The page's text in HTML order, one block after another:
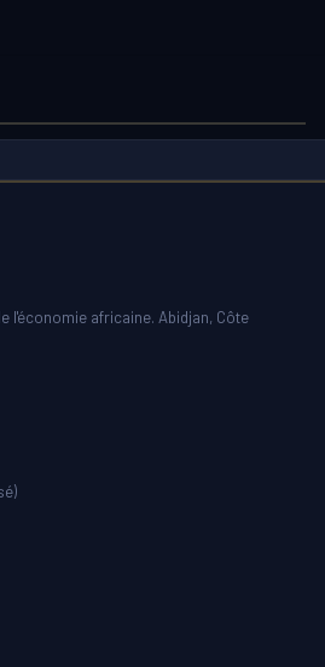
l'économie africaine. Abidjan, Côte